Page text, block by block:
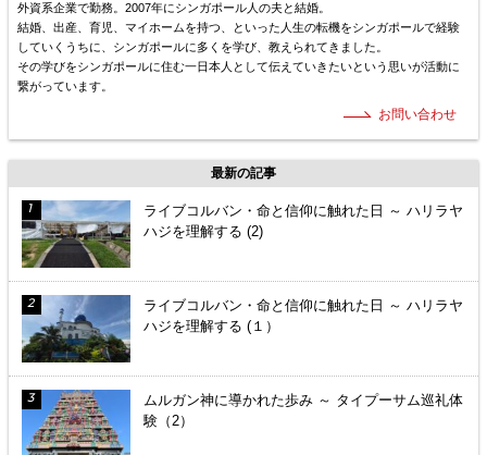
外資系企業で勤務。2007年にシンガポール人の夫と結婚。
結婚、出産、育児、マイホームを持つ、といった人生の転機をシンガポールで経験
していくうちに、シンガポールに多くを学び、教えられてきました。
その学びをシンガポールに住む一日本人として伝えていきたいという思いが活動に
繋がっています。
お問い合わせ
最新の記事
ライブコルバン・命と信仰に触れた日 ～ ハリラヤ
ハジを理解する (2)
ライブコルバン・命と信仰に触れた日 ～ ハリラヤ
ハジを理解する (１）
ムルガン神に導かれた歩み ～ タイプーサム巡礼体
験（2）